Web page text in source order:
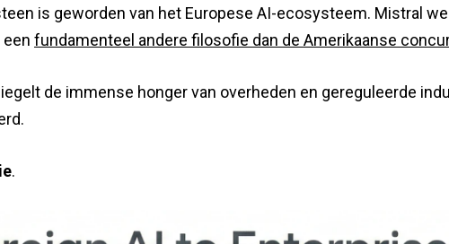
is geworden van het Europese AI-ecosysteem. Mistral
fundamenteel andere filosofie dan de Amerikaanse
de immense honger van overheden en gereguleerde
.